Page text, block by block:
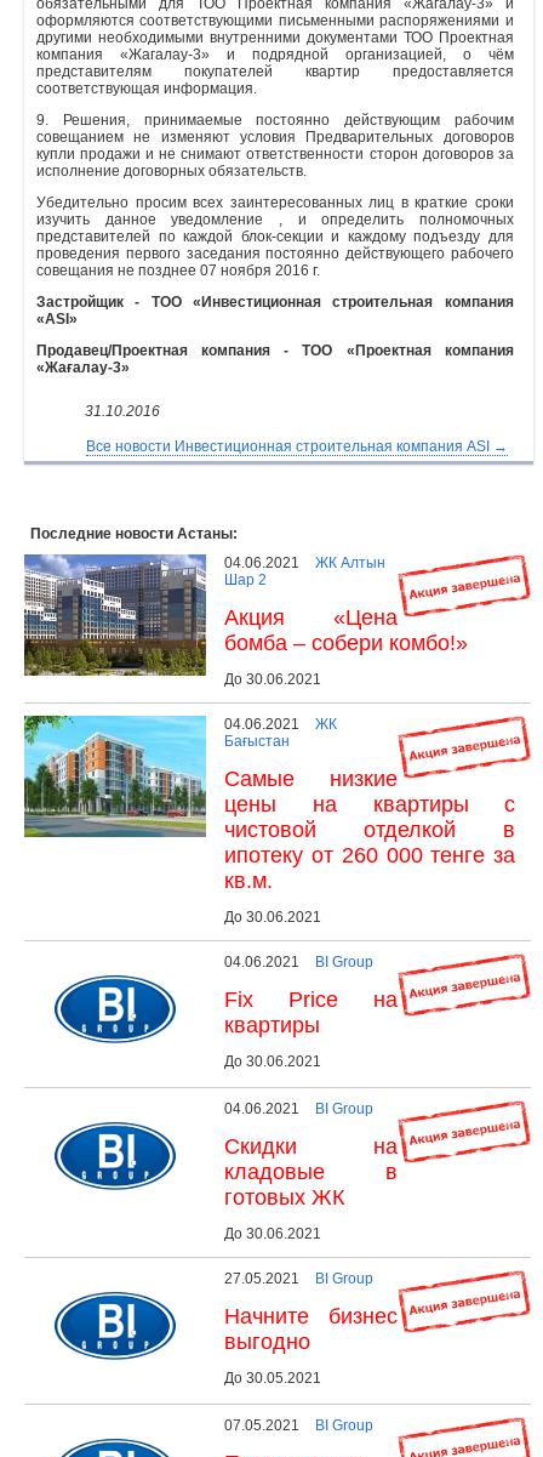
оформляются соответствующими письменными распоряжениями и
другими необходимыми внутренними документами ТОО Проектная
компания «Жагалау-3» и подрядной организацией, о чём
представителям покупателей квартир предоставляется
соответствующая информация.
9. Решения, принимаемые постоянно действующим рабочим
совещанием не изменяют условия Предварительных договоров
купли продажи и не снимают ответственности сторон договоров за
исполнение договорных обязательств.
Убедительно просим всех заинтересованных лиц в краткие сроки
изучить данное уведомление , и определить полномочных
представителей по каждой блок-секции и каждому подъезду для
проведения первого заседания постоянно действующего рабочего
совещания не позднее 07 ноября 2016 г.
Застройщик - ТОО «Инвестиционная строительная компания
«ASI»
Продавец/Проектная компания - ТОО «Проектная компания
«Жағалау-3»
31.10.2016
Все новости Инвестиционная строительная компания ASI →
Последние новости Астаны:
04.06.2021
ЖК Алтын
Шар 2
Акция «Цена
бомба – собери комбо!»
До 30.06.2021
04.06.2021
ЖК
Бағыстан
Самые низкие
цены на квартиры с
чистовой отделкой в
ипотеку от 260 000 тенге за
кв.м.
До 30.06.2021
04.06.2021 BI Group
Fix Price на
квартиры
До 30.06.2021
04.06.2021 BI Group
Скидки на
кладовые в
готовых ЖК
До 30.06.2021
27.05.2021 BI Group
Начните бизнес
выгодно
До 30.05.2021
07.05.2021 BI Group